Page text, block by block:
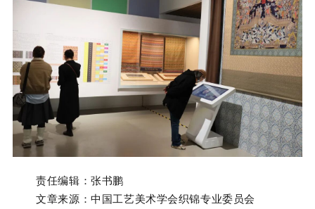
责任编辑：张书鹏
文章来源：中国工艺美术学会织锦专业委员会